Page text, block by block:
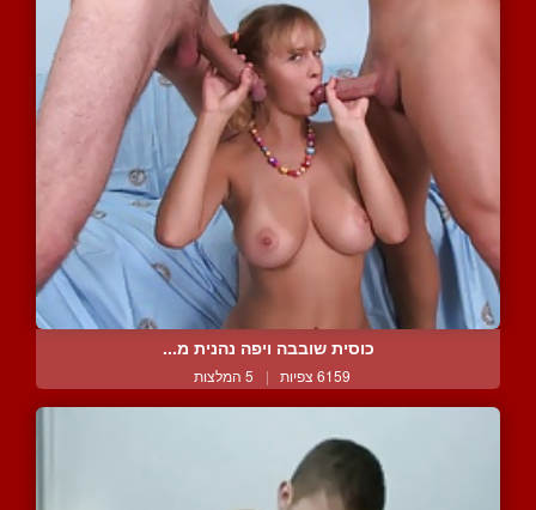
כוסית שובבה ויפה נהנית מ...
6159 צפיות | 5 המלצות